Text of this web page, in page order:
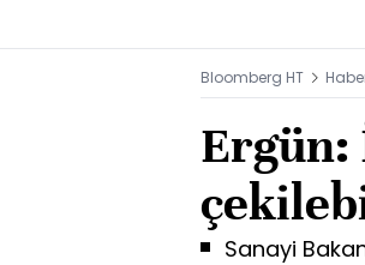
Bloomberg HT
Ergün:
Sanayi